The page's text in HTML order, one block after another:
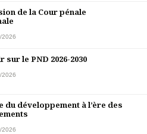
de la Cour pénale
2026
sur le PND 2026-2030
2026
du développement à l’ère des
2026